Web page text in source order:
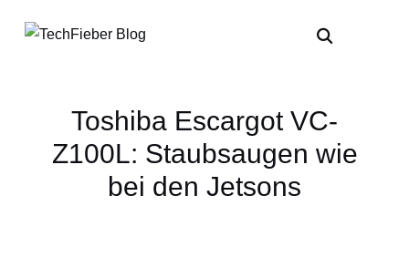
Toshiba Escargot VC-
Z100L: Staubsaugen wie
bei den Jetsons